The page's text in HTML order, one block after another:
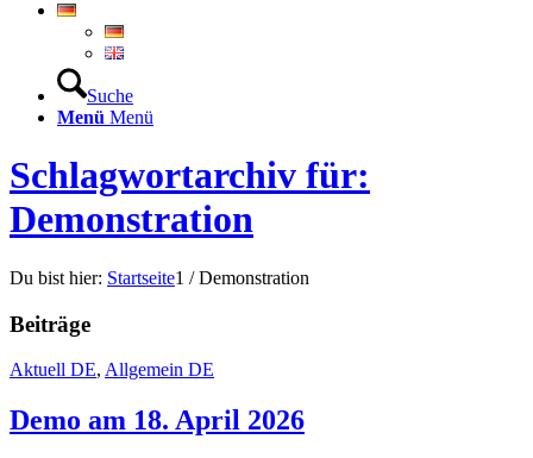
Suche
Menü Menü
Schlagwortarchiv für:
Demonstration
Du bist hier: Startseite1 / Demonstration
Beiträge
Aktuell DE, Allgemein DE
Demo am 18. April 2026